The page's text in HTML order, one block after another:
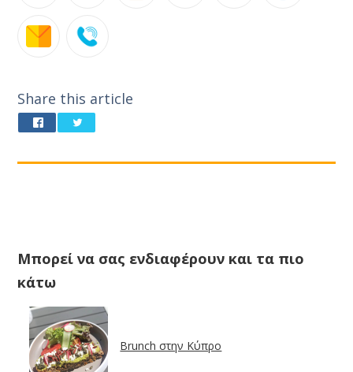
Share this article
Μπορεί να σας ενδιαφέρουν και τα πιο
κάτω
Brunch στην Κύπρο